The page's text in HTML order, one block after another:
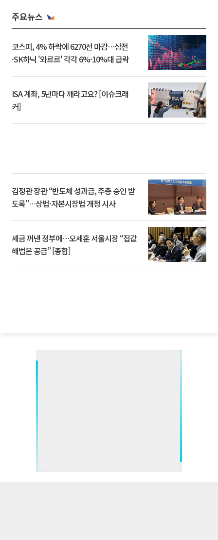
주요뉴스
코스피, 4% 하락에 6270선 마감…삼전
·SK하닉 '와르르' 각각 6%·10%대 급락
ISA 계좌, 5년마다 깨라고요? [이슈크래
커]
김정관 장관 “반도체 성과급, 주총 승인 받
도록”…상법·자본시장법 개정 시사
세금 꺼낸 정부에…오세훈 서울시장 “집값
해법은 공급” [종합]